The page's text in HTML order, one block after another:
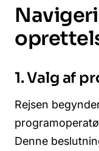
1. Valg af
Rejsen
Denne